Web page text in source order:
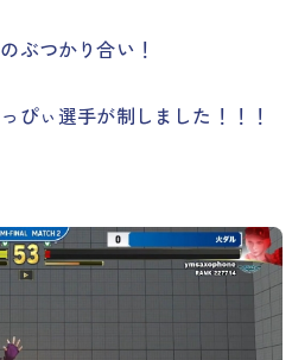
ぶつかり合い！
ぴぃ選手が制しました！！！